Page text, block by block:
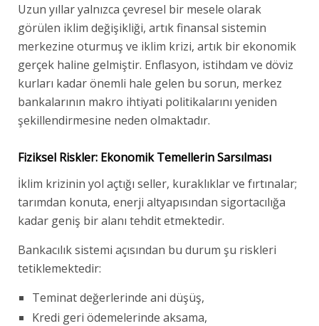
Uzun yıllar yalnızca çevresel bir mesele olarak
görülen iklim değişikliği, artık finansal sistemin
merkezine oturmuş ve iklim krizi, artık bir ekonomik
gerçek haline gelmiştir. Enflasyon, istihdam ve döviz
kurları kadar önemli hale gelen bu sorun, merkez
bankalarının makro ihtiyati politikalarını yeniden
şekillendirmesine neden olmaktadır.
Fiziksel Riskler: Ekonomik Temellerin Sarsılması
İklim krizinin yol açtığı seller, kuraklıklar ve fırtınalar;
tarımdan konuta, enerji altyapısından sigortacılığa
kadar geniş bir alanı tehdit etmektedir.
Bankacılık sistemi açısından bu durum şu riskleri
tetiklemektedir:
Teminat değerlerinde ani düşüş,
Kredi geri ödemelerinde aksama,